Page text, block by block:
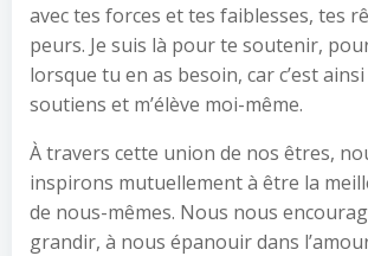
avec tes forces et tes faiblesses, tes
peurs. Je suis là pour te soutenir,
lorsque tu en as besoin, car c’est
soutiens et m’élève moi-même.
À travers cette union de nos êtres,
inspirons mutuellement à être la
de nous-mêmes. Nous nous
grandir, à nous épanouir dans